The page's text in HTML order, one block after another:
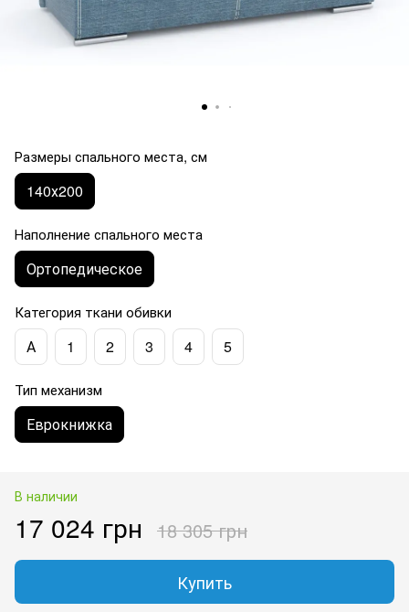
Размеры спального места, см
140х200
Наполнение спального места
Ортопедическое
Категория ткани обивки
А 1 2 3 4 5
Тип механизм
Еврокнижка
В наличии
17 024 грн 18 305 грн
Купить